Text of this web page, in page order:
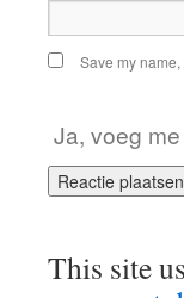
Save my
Ja, voeg
This site